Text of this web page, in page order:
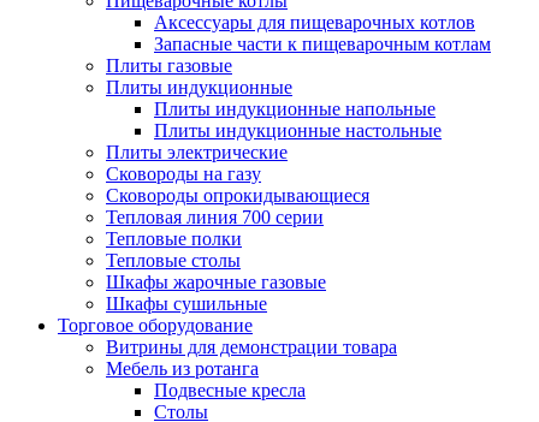
Аксессуары для пищеварочных котлов
Запасные части к пищеварочным котлам
Плиты газовые
Плиты индукционные
Плиты индукционные напольные
Плиты индукционные настольные
Плиты электрические
Сковороды на газу
Сковороды опрокидывающиеся
Тепловая линия 700 серии
Тепловые полки
Тепловые столы
Шкафы жарочные газовые
Шкафы сушильные
Торговое оборудование
Витрины для демонстрации товара
Мебель из ротанга
Подвесные кресла
Столы